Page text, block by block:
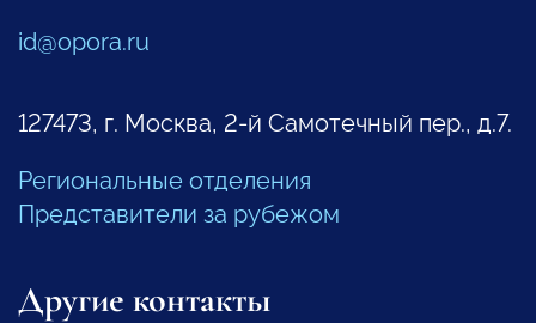
id@opora.ru
127473, г. Москва, 2-й Самотечный пер., д.7.
Региональные отделения
Представители за рубежом
Другие контакты